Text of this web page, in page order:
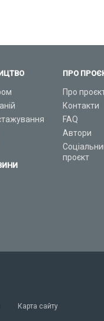
ПРО
Про
Контакти
FAQ
Автори
проєкт
Карта сайту